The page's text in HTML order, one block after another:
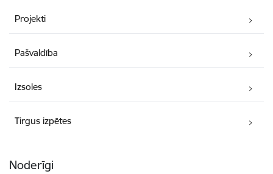
Projekti
Pašvaldība
Izsoles
Tirgus izpētes
Noderīgi